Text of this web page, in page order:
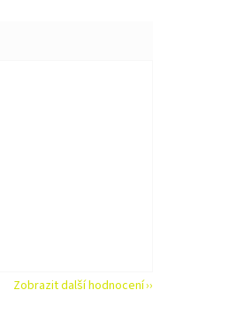
hvězdiček.
hvězdiček.
Zobrazit další hodnocení